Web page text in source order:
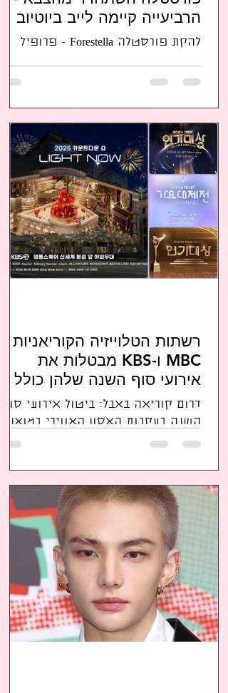
הרביעייה קיימה לייב ביוטיוב
ביום שחרורו. בקרוב שיר חדש
להקת פורסטלה Forestella - פרופיל
רשתות הטלוייזיה הקוריאניות
MBC ו-KBS מבטלות את
אירועי סוף השנה שלהן כולל
חגיגות הקייפופ וטקסי פרסי
הדרמה והמוסיקה לשנת 2024
דרום קוריאה באבל: ביטול אירועי סוף
השנה בעקבות האסון האווירי במואן
רשתות הטלוייזיה הקוריאניות MBC ו-
שלהן...